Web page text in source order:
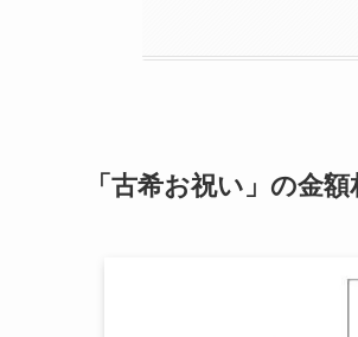
「古希お祝い」の金